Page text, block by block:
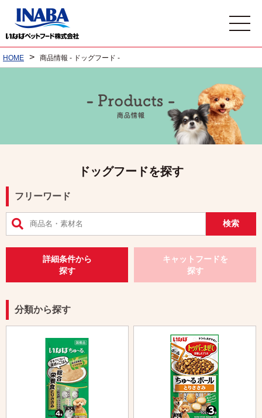
HOME > 商品情報 - ドッグフード -
ドッグフードを探す
フリーワード
詳細条件から
探す
キャットフードを
探す
分類から探す